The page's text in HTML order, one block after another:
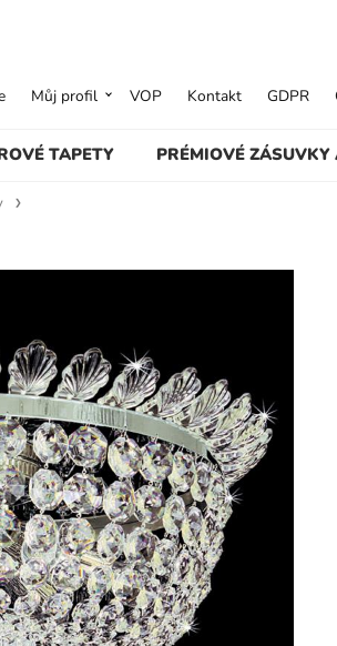
TAPETY PRÉMIOVÉ
Můj profil VOP Kontakt GDPR